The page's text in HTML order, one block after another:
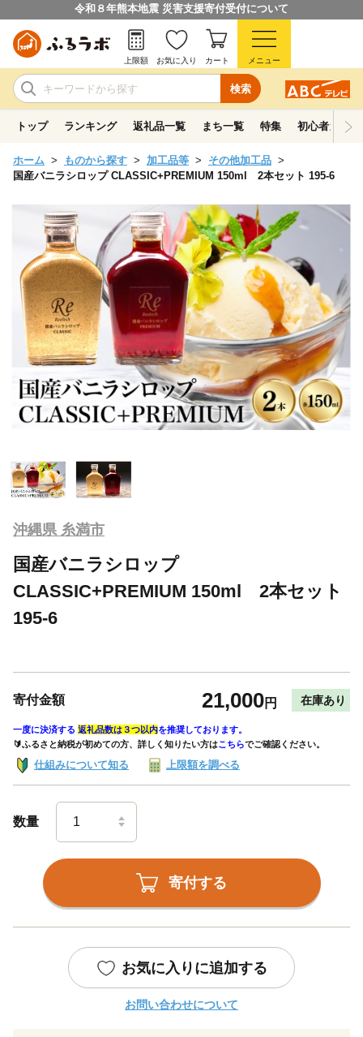
令和８年熊本地震 災害支援寄付受付について
検索
上限額 お気に入り カート メニュー
トップ ランキング 返礼品一覧 まち一覧 特集 初心者ガイド
ホーム ものから探す 加工品等
その他加工品
国産バニラシロップ CLASSIC+PREMIUM 150ml 2本セット 195-6
沖縄県 糸満市
国産バニラシロップ
CLASSIC+PREMIUM 150ml 2本セット
195-6
寄付金額 21,000円 在庫あり
一度に決済する 返礼品数は３つ以内を推奨しております。
🔰ふるさと納税が初めての方、詳しく知りたい方はこちらでご確認ください。
仕組みについて知る 上限額を調べる
数量
寄付する
お気に入りに追加する
お問い合わせについて